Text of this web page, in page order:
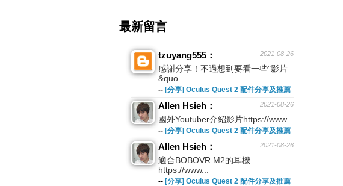
最新留言
2021-08-26
tzuyang555：
感謝分享！不過想到要看一些"影片
&quo...
-- [分享] Oculus Quest 2 配件分享及推薦
2021-08-26
Allen Hsieh：
國外Youtuber介紹影片https://www...
-- [分享] Oculus Quest 2 配件分享及推薦
2021-08-26
Allen Hsieh：
適合BOBOVR M2的耳機
https://www...
-- [分享] Oculus Quest 2 配件分享及推薦